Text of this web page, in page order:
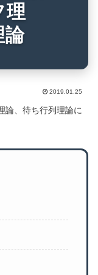
理
論
2019.01.25
論、待ち行列理論に